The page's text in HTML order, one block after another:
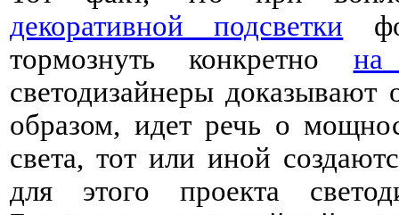
декоративной подсветки
тормознуть конкретно на
светодизайнеры
образом, идет речь о
света, тот или иной
для этого проекта